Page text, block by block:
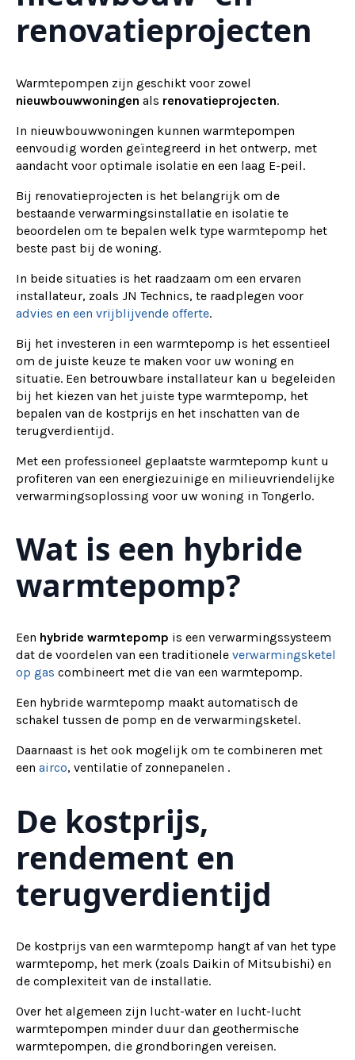
renovatieprojecten
Warmtepompen zijn geschikt voor zowel
nieuwbouwwoningen als renovatieprojecten.
In nieuwbouwwoningen kunnen warmtepompen
eenvoudig worden geïntegreerd in het ontwerp, met
aandacht voor optimale isolatie en een laag E-peil.
Bij renovatieprojecten is het belangrijk om de
bestaande verwarmingsinstallatie en isolatie te
beoordelen om te bepalen welk type warmtepomp het
beste past bij de woning.
In beide situaties is het raadzaam om een ervaren
installateur, zoals JN Technics, te raadplegen voor
advies en een vrijblijvende offerte.
Bij het investeren in een warmtepomp is het essentieel
om de juiste keuze te maken voor uw woning en
situatie. Een betrouwbare installateur kan u begeleiden
bij het kiezen van het juiste type warmtepomp, het
bepalen van de kostprijs en het inschatten van de
terugverdientijd.
Met een professioneel geplaatste warmtepomp kunt u
profiteren van een energiezuinige en milieuvriendelijke
verwarmingsoplossing voor uw woning in Tongerlo.
Wat is een hybride
warmtepomp?
Een hybride warmtepomp is een verwarmingssysteem
dat de voordelen van een traditionele verwarmingsketel
op gas combineert met die van een warmtepomp.
Een hybride warmtepomp maakt automatisch de
schakel tussen de pomp en de verwarmingsketel.
Daarnaast is het ook mogelijk om te combineren met
een airco, ventilatie of zonnepanelen .
De kostprijs,
rendement en
terugverdientijd
De kostprijs van een warmtepomp hangt af van het type
warmtepomp, het merk (zoals Daikin of Mitsubishi) en
de complexiteit van de installatie.
Over het algemeen zijn lucht-water en lucht-lucht
warmtepompen minder duur dan geothermische
warmtepompen, die grondboringen vereisen.